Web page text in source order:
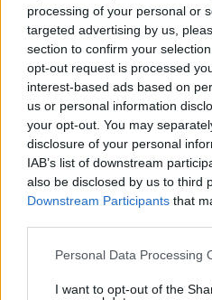
processing of your personal or
targeted advertising by us,
section to confirm your
opt-out request is processed
interest-based ads based on
us or personal information
your opt-out. You may
disclosure of your personal
IAB’s list of downstream
also be disclosed by us to third
Downstream Participants that
Please note that this website/
not limited to your visit or
Personal Data Processing
I want to opt-out of the
Τα φρούτα που επιλέγουν
καλύτερο έλεγχο του
07.08.2026, 08:32